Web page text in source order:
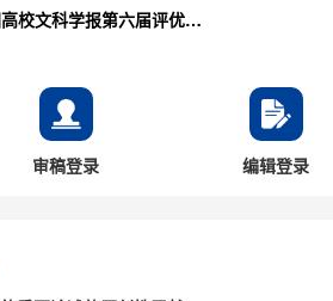
重庆大学期刊社在全国高校文科学报第六届评优活动中获佳绩
审稿登录 编辑登录